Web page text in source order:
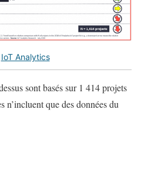
IoT Analytics
sont basés sur 1 414 projets
que des données du